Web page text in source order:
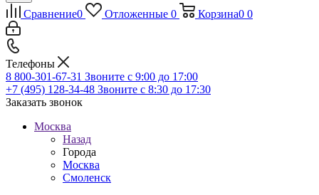
Сравнение0 Отложенные 0 Корзина0 0
Телефоны
8 800-301-67-31 Звоните с 9:00 до 17:00
+7 (495) 128-34-48 Звоните с 8:30 до 17:30
Заказать звонок
Москва
Назад
Города
Москва
Смоленск